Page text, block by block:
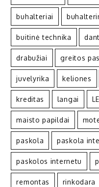
buhalteriai
buitinė technika
drabužiai greitos
juvelyrika keliones
kreditas langai
maisto papildai
paskola paskola
paskolos internetu
remontas rinkodara